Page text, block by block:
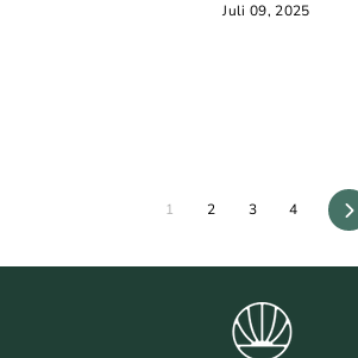
Juli 09, 2025
1 2 3 4